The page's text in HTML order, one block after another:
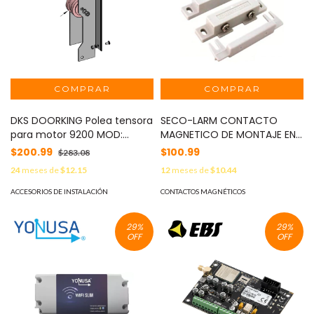
DKS DOORKING Polea tensora
para motor 9200 MOD:
2600-394
$200.99 $283.08
24meses de$12.15
ACCESORIOS DE INSTALACIÓN
SECO-LARM CONTACTO
MAGNETICO DE MONTAJE EN
SUPERFICIE CON TERMINAL DE
TORNILLO / SECO-LARM SM-
200Q/W / COLOR BLANCO
SEPARACION DE 3/4 (19MM)
CERTIFICADO UL MOD: SM-
200Q/W
$100.99
12meses de$10.44
CONTACTOS MAGNÉTICOS
29%
OFF
29%
OFF